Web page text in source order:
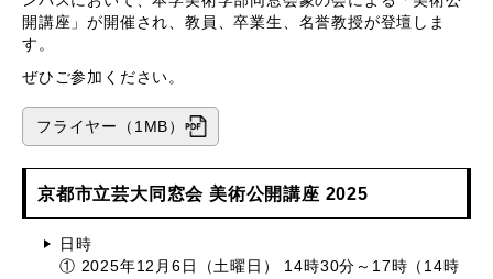
開講座」が開催され、教員、卒業生、名誉教授が登壇しま
す。
ぜひご参加ください。
フライヤー（1MB）
京都市立芸大同窓会 美術公開講座 2025
日時
① 2025年12月6日（土曜日） 14時30分～17時（14時